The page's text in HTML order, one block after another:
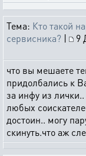
Тема: Кто такой
сервисника? |
9
что вы мешаете
придолбались к
за инфу из
любых
достоин.. могу
скинуть.что аж